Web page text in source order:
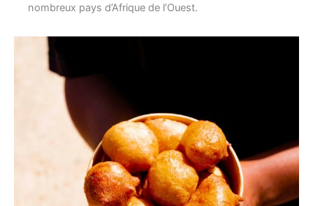
nombreux pays d’Afrique de l’Ouest.